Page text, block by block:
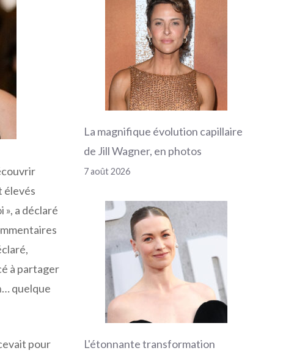
élevés
a déclaré
à partager
quelque
pour
La magnifique évolution capillaire
de Jill Wagner, en photos
7 août 2026
L'étonnante transformation